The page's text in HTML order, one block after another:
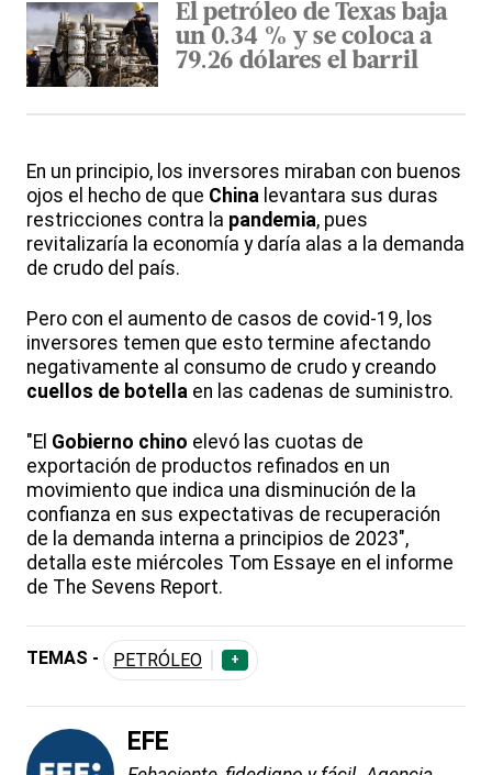
El petróleo de Texas baja
un 0.34 % y se coloca a
79.26 dólares el barril
En un principio, los inversores miraban con buenos
ojos el hecho de que China levantara sus duras
restricciones contra la pandemia, pues
revitalizaría la economía y daría alas a la demanda
de crudo del país.
Pero con el aumento de casos de covid-19, los
inversores temen que esto termine afectando
negativamente al consumo de crudo y creando
cuellos de botella en las cadenas de suministro.
"El Gobierno chino elevó las cuotas de
exportación de productos refinados en un
movimiento que indica una disminución de la
confianza en sus expectativas de recuperación
de la demanda interna a principios de 2023",
detalla este miércoles Tom Essaye en el informe
de The Sevens Report.
TEMAS - PETRÓLEO +
EFE